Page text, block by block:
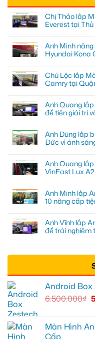
Chị Thảo lắp
Everest tại
Anh Minh
Hyundai Kona
Chú Lộc lắp
Camry tại
Anh Quang
để tiện giải trí
Anh Dũng lắp
Đức vì ánh
Anh Quang
VinFast Lux
Anh Minh lắp
10 nâng cấp
Anh Vĩnh lắp
để trải nghiệm
Android Box
6.500.000₫
Màn Hình
Cấp